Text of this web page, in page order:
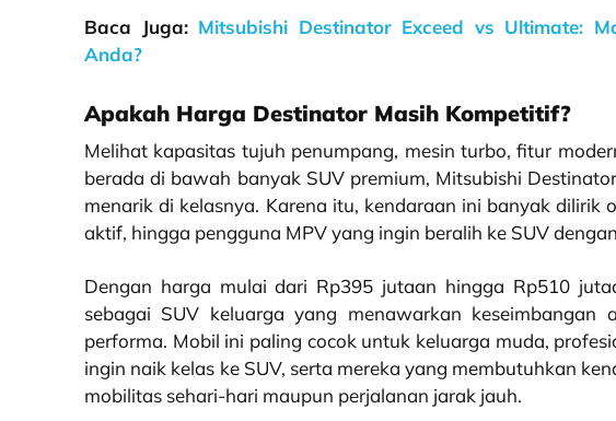
Baca Juga: Mitsubishi Destinator Exceed vs Ultimate:
Anda?
Apakah Harga Destinator Masih Kompetitif?
Melihat kapasitas tujuh penumpang, mesin turbo, fitur
berada di bawah banyak SUV premium, Mitsubishi
menarik di kelasnya. Karena itu, kendaraan ini banyak dilirik
aktif, hingga pengguna MPV yang ingin beralih ke SUV
Dengan harga mulai dari Rp395 jutaan hingga Rp510
sebagai SUV keluarga yang menawarkan keseimbangan
performa. Mobil ini paling cocok untuk keluarga muda,
ingin naik kelas ke SUV, serta mereka yang membutuhkan
mobilitas sehari-hari maupun perjalanan jarak jauh.